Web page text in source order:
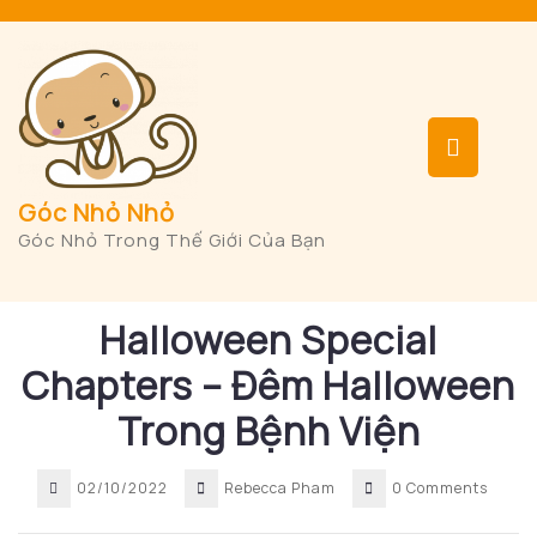
content
Góc Nhỏ Nhỏ
Góc Nhỏ Trong Thế Giới Của Bạn
Halloween Special
Chapters – Đêm Halloween
Trong Bệnh Viện
02/10/2022 Rebecca Pham 0 Comments